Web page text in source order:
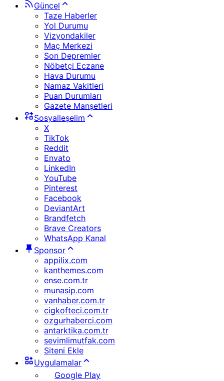
Güncel
Taze Haberler
Yol Durumu
Vizyondakiler
Maç Merkezi
Son Depremler
Nöbetçi Eczane
Hava Durumu
Namaz Vakitleri
Puan Durumları
Gazete Manşetleri
Sosyalleşelim
X
TikTok
Reddit
Envato
LinkedIn
YouTube
Pinterest
Facebook
DeviantArt
Brandfetch
Brave Creators
WhatsApp Kanal
Sponsor
appilix.com
kanthemes.com
ense.com.tr
munasip.com
vanhaber.com.tr
cigkofteci.com.tr
ozgurhaberci.com
antarktika.com.tr
sevimlimutfak.com
Siteni Ekle
Uygulamalar
Google Play